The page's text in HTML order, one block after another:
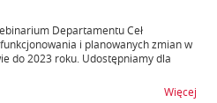
Departamentu Ceł
i planowanych zmian w
do 2023 roku. Udostępniamy dla
Więcej